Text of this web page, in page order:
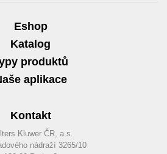
Eshop
Katalog
produktů
aplikace
Kontakt
Kluwer ČR, a.s.
nádraží 3265/10